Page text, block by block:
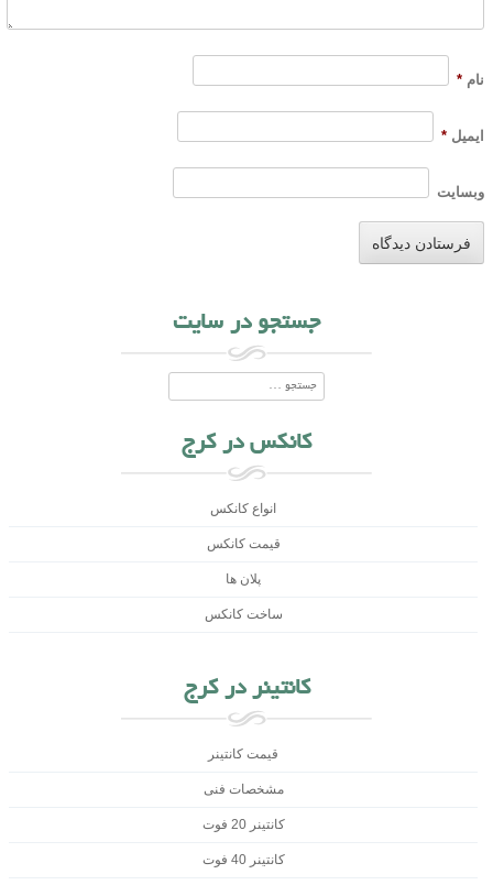
نام *
ایمیل *
وبسایت
جستجو در سایت
جستجو
کانکس در کرج
انواع کانکس
قیمت کانکس
پلان ها
ساخت کانکس
کانتینر در کرج
قیمت کانتینر
مشخصات فنی
کانتینر 20 فوت
کانتینر 40 فوت